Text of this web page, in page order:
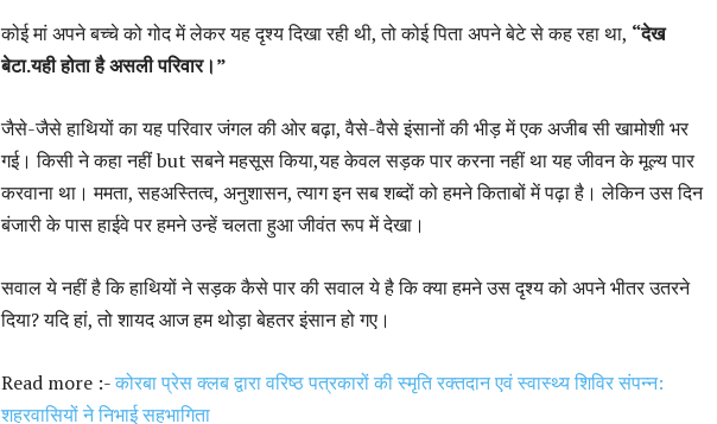
कोई मां अपने बच्चे को गोद में लेकर यह दृश्य दिखा रही थी, तो कोई पिता अपने बेटे से कह रहा था, “देख
बेटा.यही होता है असली परिवार।”
जैसे-जैसे हाथियों का यह परिवार जंगल की ओर बढ़ा, वैसे-वैसे इंसानों की भीड़ में एक अजीब सी खामोशी भर
गई। किसी ने कहा नहीं but सबने महसूस किया,यह केवल सड़क पार करना नहीं था यह जीवन के मूल्य पार
करवाना था। ममता, सहअस्तित्व, अनुशासन, त्याग इन सब शब्दों को हमने किताबों में पढ़ा है। लेकिन उस दिन
बंजारी के पास हाईवे पर हमने उन्हें चलता हुआ जीवंत रूप में देखा।
सवाल ये नहीं है कि हाथियों ने सड़क कैसे पार की सवाल ये है कि क्या हमने उस दृश्य को अपने भीतर उतरने
दिया? यदि हां, तो शायद आज हम थोड़ा बेहतर इंसान हो गए।
Read more :-कोरबा प्रेस क्लब द्वारा वरिष्ठ पत्रकारों की स्मृति रक्तदान एवं स्वास्थ्य शिविर संपन्न:
शहरवासियों ने निभाई सहभागिता